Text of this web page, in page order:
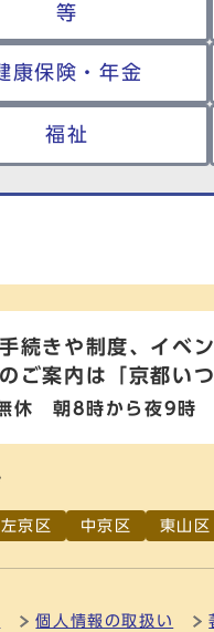
等
康保険・年金
福祉
続きや制度、イベン
ご案内は
「京都い
休 朝8時から夜9時
左京区 中京区 東山区
個人情報の取扱い